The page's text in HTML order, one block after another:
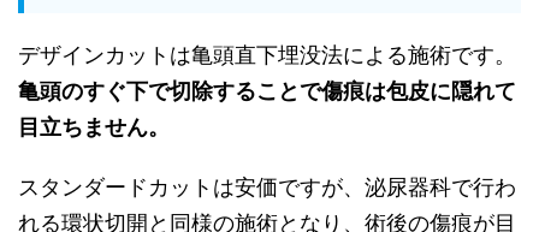
デザインカットは亀頭直下埋没法による施術です。
亀頭のすぐ下で切除することで傷痕は包皮に隠れて
目立ちません。
スタンダードカットは安価ですが、泌尿器科で行わ
れる環状切開と同様の施術となり、術後の傷痕が目